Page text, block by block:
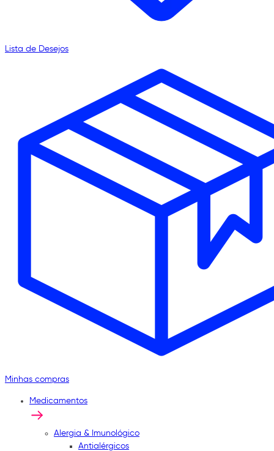
Lista de Desejos
Minhas compras
Medicamentos
Alergia & Imunológico
Antialérgicos